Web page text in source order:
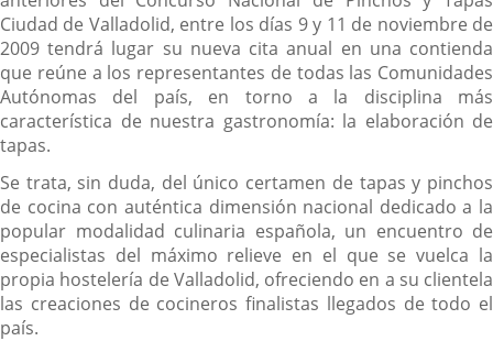
Ciudad de Valladolid, entre los días 9 y 11 de noviembre de
2009 tendrá lugar su nueva cita anual en una contienda
que reúne a los representantes de todas las Comunidades
Autónomas del país, en torno a la disciplina más
característica de nuestra gastronomía: la elaboración de
tapas.
Se trata, sin duda, del único certamen de tapas y pinchos
de cocina con auténtica dimensión nacional dedicado a la
popular modalidad culinaria española, un encuentro de
especialistas del máximo relieve en el que se vuelca la
propia hostelería de Valladolid, ofreciendo en a su clientela
las creaciones de cocineros finalistas llegados de todo el
país.